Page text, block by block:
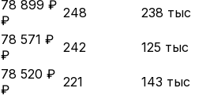
78 899 ₽
₽
248 238 тыс
78 571 ₽
₽
242 125 тыс
78 520 ₽
₽
221 143 тыс